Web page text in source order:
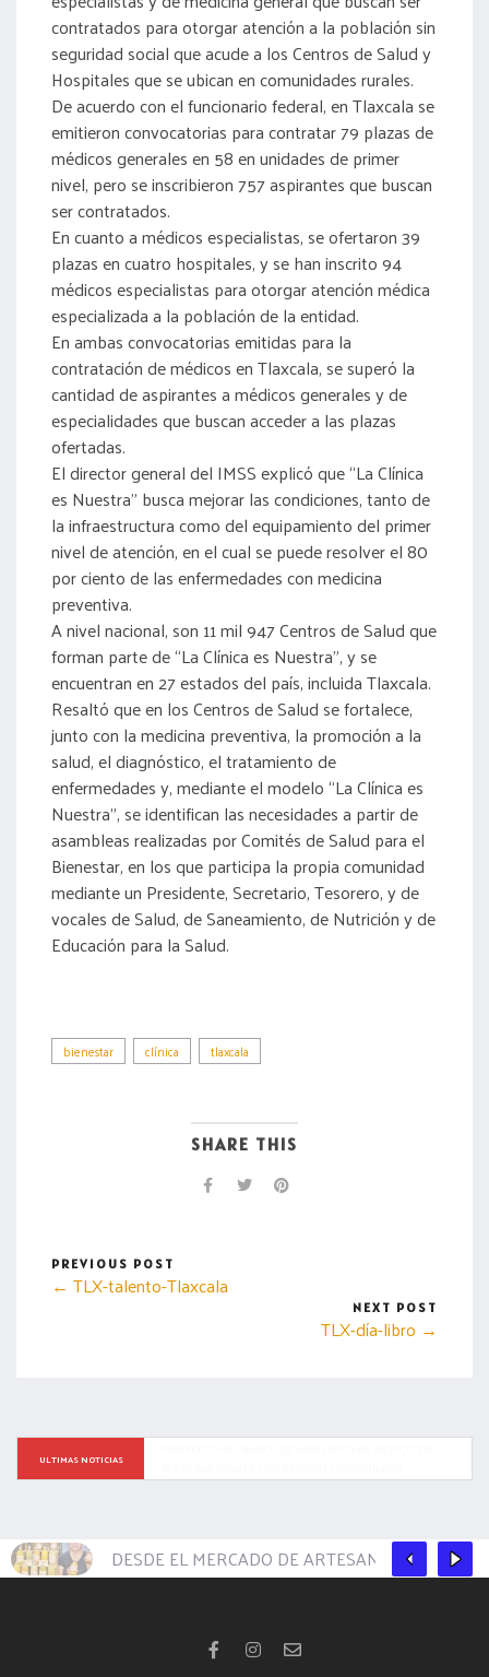
contratados para otorgar atención a la población sin
seguridad social que acude a los Centros de Salud y
Hospitales que se ubican en comunidades rurales.
De acuerdo con el funcionario federal, en Tlaxcala se
emitieron convocatorias para contratar 79 plazas de
médicos generales en 58 en unidades de primer
nivel, pero se inscribieron 757 aspirantes que buscan
ser contratados.
En cuanto a médicos especialistas, se ofertaron 39
plazas en cuatro hospitales, y se han inscrito 94
médicos especialistas para otorgar atención médica
especializada a la población de la entidad.
En ambas convocatorias emitidas para la
contratación de médicos en Tlaxcala, se superó la
cantidad de aspirantes a médicos generales y de
especialidades que buscan acceder a las plazas
ofertadas.
El director general del IMSS explicó que “La Clínica
es Nuestra” busca mejorar las condiciones, tanto de
la infraestructura como del equipamiento del primer
nivel de atención, en el cual se puede resolver el 80
por ciento de las enfermedades con medicina
preventiva.
A nivel nacional, son 11 mil 947 Centros de Salud que
forman parte de “La Clínica es Nuestra”, y se
encuentran en 27 estados del país, incluida Tlaxcala.
Resaltó que en los Centros de Salud se fortalece,
junto con la medicina preventiva, la promoción a la
salud, el diagnóstico, el tratamiento de
enfermedades y, mediante el modelo “La Clínica es
Nuestra”, se identifican las necesidades a partir de
asambleas realizadas por Comités de Salud para el
Bienestar, en los que participa la propia comunidad
mediante un Presidente, Secretario, Tesorero, y de
vocales de Salud, de Saneamiento, de Nutrición y de
Educación para la Salud.
bienestar clínica tlaxcala
SHARE THIS
PREVIOUS POST
← TLX-talento-Tlaxcala
NEXT POST
TLX-día-libro →
ULTIMAS NOTICIAS
DESDE EL MERCADO DE ARTESANOS DE LA